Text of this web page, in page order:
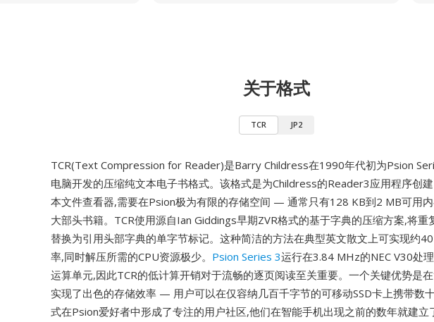
关于格式
TCR JP2
TCR(Text Compression for Reader)是Barry Childress在1990年代初为Psion
电脑开发的压缩纯文本电子书格式。该格式是为Childress的Reader3应用程序创
本文件查看器,需要在Psion极为有限的存储空间 — 通常只有128 KB到2 MB可用
大部头书籍。TCR使用源自Ian Giddings早期ZVR格式的基于字典的压缩方案,将重
替换为引用头部字典的单字节标记。这种简洁的方法在典型英文散文上可实现约
率,同时解压所需的CPU资源极少。 Psion Series 3运行在3.84 MHz的NEC V30处
运算单元,因此TCR的低计算开销对于流畅的逐页阅读至关重要。一个关键优势是
实现了出色的存储效率 — 用户可以在仅容纳几百千字节的可移动SSD卡上携带数
式在Psion爱好者中形成了专注的用户社区,他们在智能手机出现之前的数年就建立